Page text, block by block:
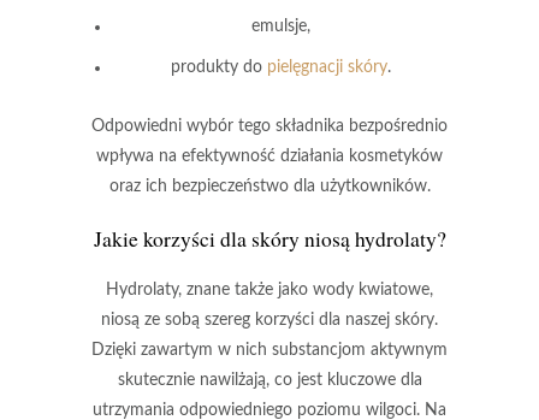
emulsje,
produkty do pielęgnacji skóry.
Odpowiedni wybór tego składnika bezpośrednio
wpływa na efektywność działania kosmetyków
oraz ich bezpieczeństwo dla użytkowników.
Jakie korzyści dla skóry niosą hydrolaty?
Hydrolaty, znane także jako wody kwiatowe,
niosą ze sobą szereg korzyści dla naszej skóry.
Dzięki zawartym w nich substancjom aktywnym
skutecznie nawilżają, co jest kluczowe dla
utrzymania odpowiedniego poziomu wilgoci. Na